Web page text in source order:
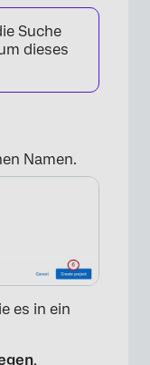
Suche
dieses
Namen.
es in ein
.